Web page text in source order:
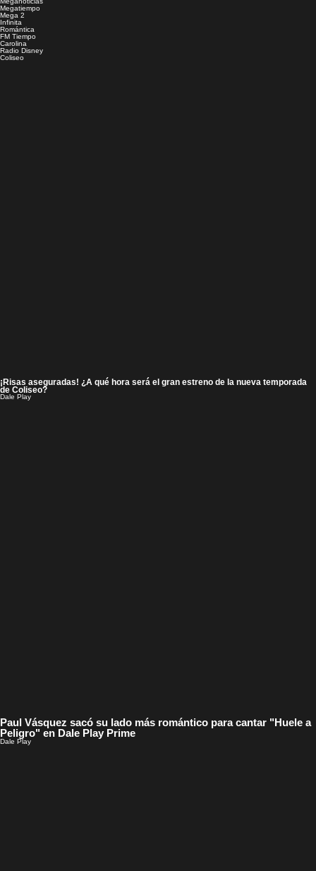
Megatiempo
Mega 2
Infinita
Romántica
FM Tiempo
Carolina
Radio Disney
Coliseo
¡Risas aseguradas! ¿A qué hora será el gran estreno de la nueva temporada
de Coliseo?
Dale Play
Paul Vásquez sacó su lado más romántico para cantar "Huele a
Peligro" en Dale Play Prime
Dale Play